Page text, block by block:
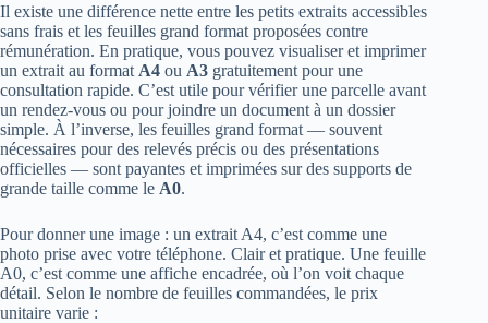
Il existe une différence nette entre les petits extraits accessibles
sans frais et les feuilles grand format proposées contre
rémunération. En pratique, vous pouvez visualiser et imprimer
un extrait au format A4 ou A3 gratuitement pour une
consultation rapide. C’est utile pour vérifier une parcelle avant
un rendez‑vous ou pour joindre un document à un dossier
simple. À l’inverse, les feuilles grand format — souvent
nécessaires pour des relevés précis ou des présentations
officielles — sont payantes et imprimées sur des supports de
grande taille comme le A0.
Pour donner une image : un extrait A4, c’est comme une
photo prise avec votre téléphone. Clair et pratique. Une feuille
A0, c’est comme une affiche encadrée, où l’on voit chaque
détail. Selon le nombre de feuilles commandées, le prix
unitaire varie :